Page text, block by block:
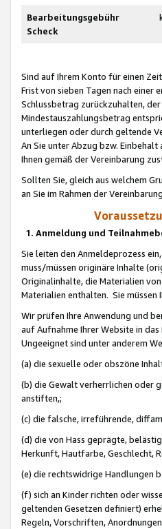
Bearbeitungsgebühr
Scheck
Sind auf Ihrem Konto für einen
Frist von sieben Tagen nach einer
Schlussbetrag zurückzuhalten,
Mindestauszahlungsbetrag
unterliegen oder durch geltende
An Sie unter Abzug bzw.
Ihnen gemäß der Vereinbarung
Sollten Sie, gleich aus welchem
an Sie im Rahmen der
1. Anmeldung und
Sie leiten den Anmeldeprozess
muss/müssen originäre Inhalte
Originalinhalte, die Materialien
Materialien enthalten. Sie müssen
Wir prüfen Ihre Anwendung und
auf Aufnahme Ihrer Website in
Ungeeignet sind unter anderem
(a) die sexuelle oder obszöne
(b) die Gewalt verherrlichen oder
anstiften,;
(c) die falsche, irreführende,
(d) die von Hass geprägte,
Herkunft, Hautfarbe, Geschlecht,
(e) die rechtswidrige Handlungen
(f) sich an Kinder richten oder
geltenden Gesetzen definiert)
Regeln, Vorschriften,